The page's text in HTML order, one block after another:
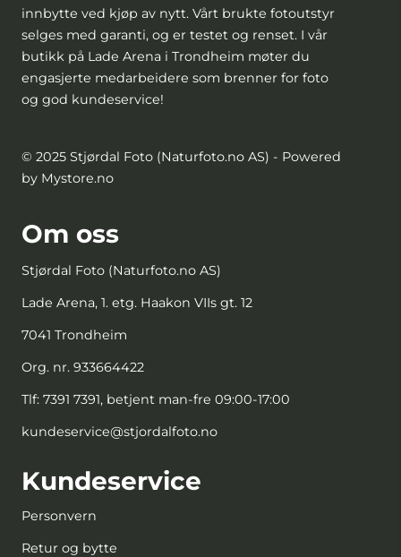
innbytte ved kjøp av nytt. Vårt brukte fotoutstyr
selges med garanti, og er testet og renset. I vår
butikk på Lade Arena i Trondheim møter du
engasjerte medarbeidere som brenner for foto
og god kundeservice!
© 2025 Stjørdal Foto (Naturfoto.no AS) - Powered
by Mystore.no
Om oss
Stjørdal Foto (Naturfoto.no AS)
Lade Arena, 1. etg. Haakon VIIs gt. 12
7041 Trondheim
Org. nr. 933664422
Tlf: 7391 7391, betjent man-fre 09:00-17:00
kundeservice@stjordalfoto.no
Kundeservice
Personvern
Retur og bytte